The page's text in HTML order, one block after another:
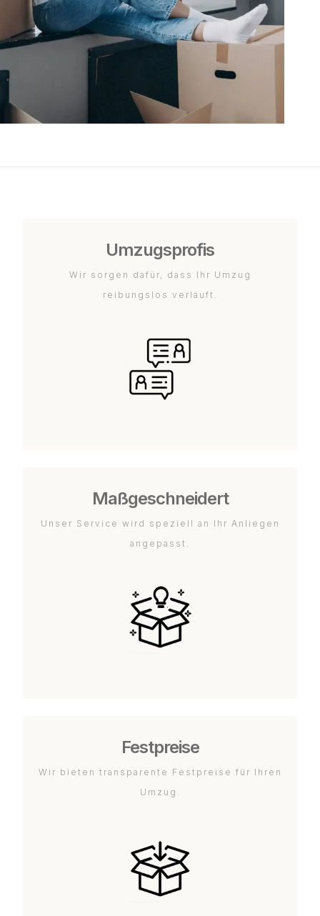
Umzugsprofis
Wir sorgen dafür, dass Ihr Umzug
reibungslos verläuft.
Maßgeschneidert
Unser Service wird speziell an Ihr Anliegen
angepasst.
Festpreise
Wir bieten transparente Festpreise für Ihren
Umzug.